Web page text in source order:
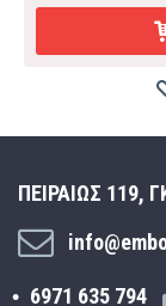
ΠΕΙΡΑΙΩΣ 119,
6971 635 794